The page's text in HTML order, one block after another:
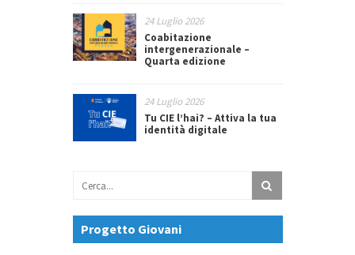
24 Luglio 2026
Coabitazione
intergenerazionale –
Quarta edizione
24 Luglio 2026
Tu CIE l’hai? – Attiva la tua
identità digitale
Progetto Giovani